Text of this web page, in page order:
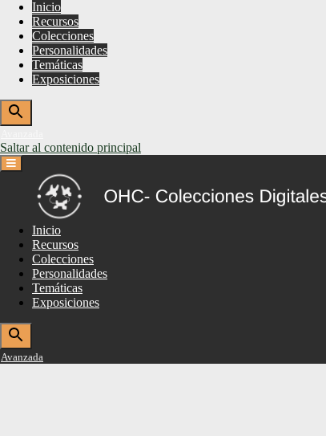
Inicio
Recursos
Colecciones
Personalidades
Temáticas
Exposiciones
Saltar al contenido principal
Inicio
Recursos
Colecciones
Personalidades
Temáticas
Exposiciones
Avanzada